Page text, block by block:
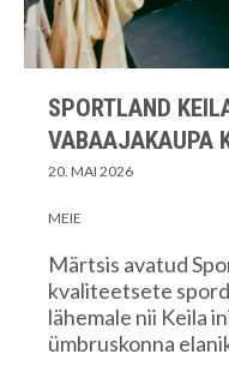
SPORTLAND
VABAAJAKAUPA
20. MAI 2026
MEIE
Märtsis avatud
kvaliteetsete
lähemale nii Keila
ümbruskonna